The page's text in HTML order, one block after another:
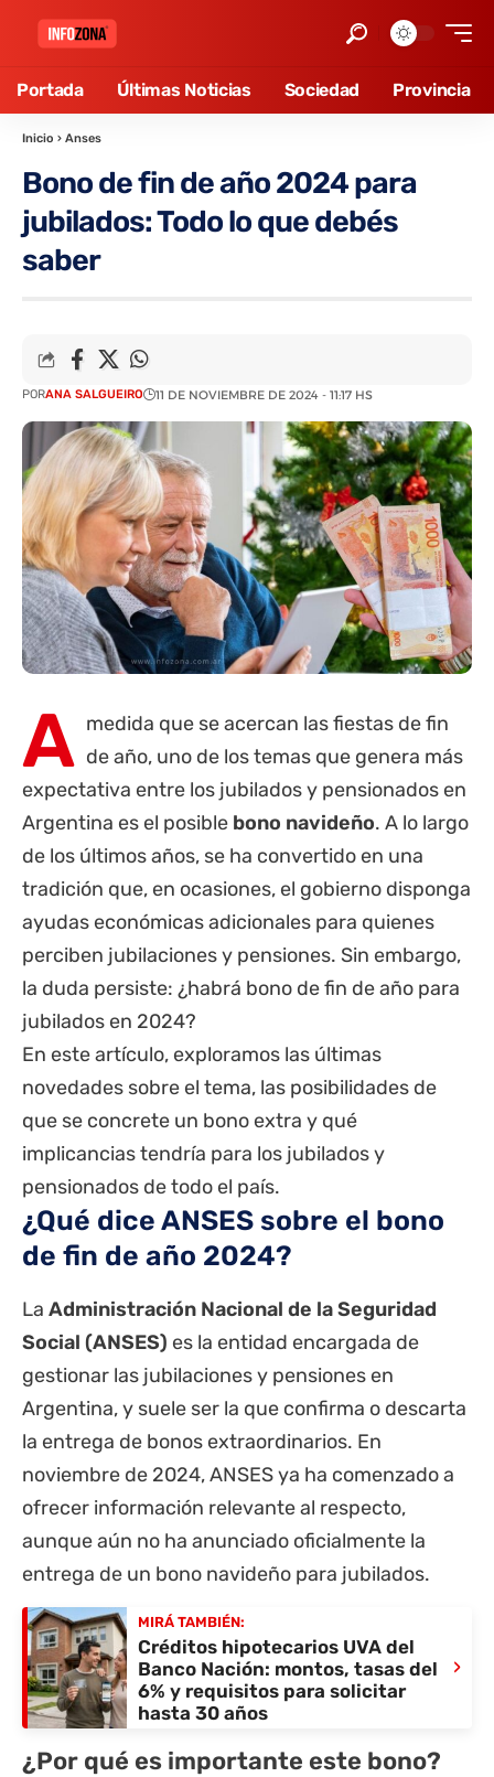
Portada Últimas Noticias Sociedad Provincia
Inicio › Anses
Bono de fin de año 2024 para
jubilados: Todo lo que debés
saber
PORANA SALGUEIRO 11 DE NOVIEMBRE DE 2024 - 11:17 HS
A medida que se acercan las fiestas de fin
de año, uno de los temas que genera más
expectativa entre los jubiladosy pensionados en
Argentina es el posible bono navideño. A lo largo
de los últimos años, se ha convertido en una
tradición que, en ocasiones, el gobierno disponga
ayudas económicas adicionales para quienes
perciben jubilaciones y pensiones. Sin embargo,
la duda persiste: ¿habrá bono de fin de año para
jubilados en 2024?
En este artículo, exploramos las últimas
novedades sobre el tema, las posibilidades de
que se concrete un bono extra y qué
implicancias tendría para los jubilados y
pensionados de todo el país.
¿Qué dice ANSES sobre el bono
de fin de año 2024?
La Administración Nacional de la Seguridad
Social (ANSES) es la entidad encargada de
gestionar las jubilaciones y pensiones en
Argentina, y suele ser la que confirma o descarta
la entrega de bonos extraordinarios. En
noviembre de 2024, ANSES ya ha comenzado a
ofrecer información relevante al respecto,
aunque aún no ha anunciado oficialmente la
entrega de un bono navideño para jubilados.
MIRÁ TAMBIÉN:
Créditos hipotecarios UVA del
Banco Nación: montos, tasas del
6% y requisitos para solicitar
hasta 30 años
›
¿Por qué es importante este bono?